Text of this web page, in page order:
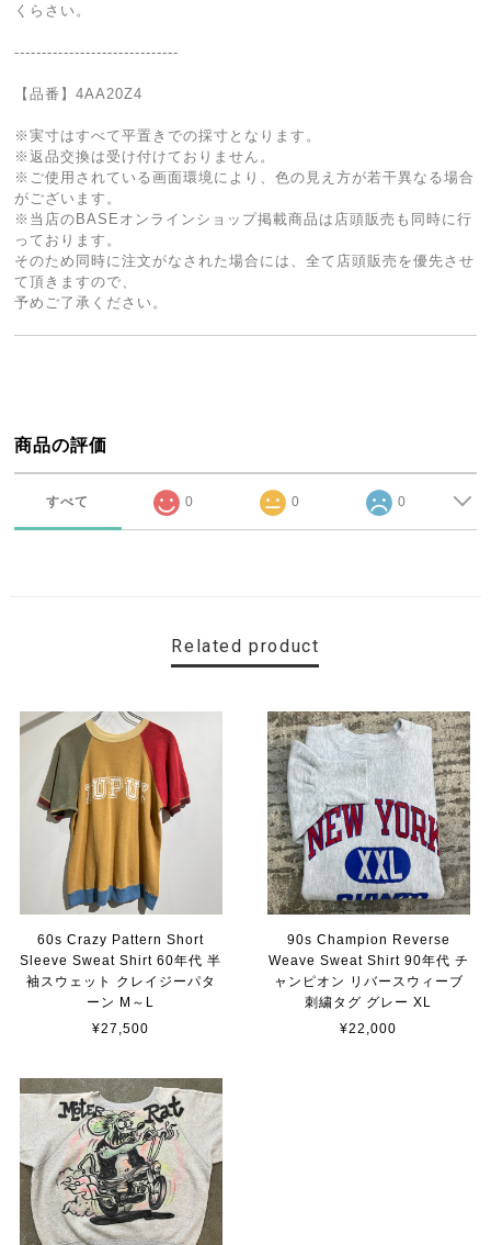
くらさい。
------------------------------
【品番】4AA20Z4
※実寸はすべて平置きでの採寸となります。
※返品交換は受け付けておりません。
※ご使用されている画面環境により、色の見え方が若干異なる場合
がございます。
※当店のBASEオンラインショップ掲載商品は店頭販売も同時に行
っております。
そのため同時に注文がなされた場合には、全て店頭販売を優先させ
て頂きますので、
予めご了承ください。
商品の評価
すべて 0 0 0
Related product
60s Crazy Pattern Short
Sleeve Sweat Shirt 60年代 半
袖スウェット クレイジーパタ
ーン M～L
¥27,500
90s Champion Reverse
Weave Sweat Shirt 90年代 チ
ャンピオン リバースウィーブ
刺繍タグ グレー XL
¥22,000